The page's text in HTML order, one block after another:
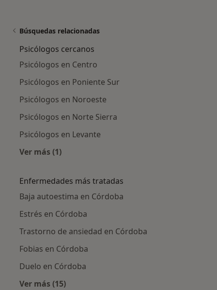
Búsquedas relacionadas
Psicólogos cercanos
Psicólogos en Centro
Psicólogos en Poniente Sur
Psicólogos en Noroeste
Psicólogos en Norte Sierra
Psicólogos en Levante
Ver más (1)
Enfermedades más tratadas
Baja autoestima en Córdoba
Estrés en Córdoba
Trastorno de ansiedad en Córdoba
Fobias en Córdoba
Duelo en Córdoba
Ver más (15)